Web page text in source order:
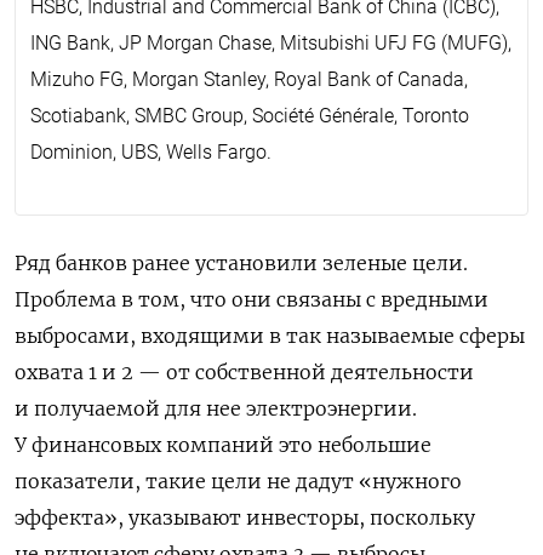
HSBC, Industrial and Commercial Bank of China (ICBC),
ING Bank, JP Morgan Chase, Mitsubishi UFJ FG (MUFG),
Mizuho FG, Morgan Stanley, Royal Bank of Canada,
Scotiabank, SMBC Group, Société Générale, Toronto
Dominion, UBS, Wells Fargo.
Ряд банков ранее установили зеленые цели.
Проблема в том, что они связаны с вредными
выбросами, входящими в так называемые сферы
охвата 1 и 2 — от собственной деятельности
и получаемой для нее электроэнергии.
У финансовых компаний это небольшие
показатели, такие цели не дадут «нужного
эффекта», указывают инвесторы, поскольку